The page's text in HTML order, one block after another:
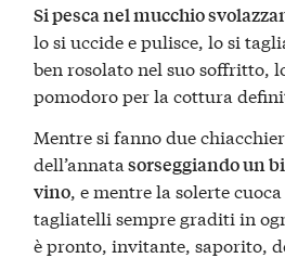
Si pesca nel mucchio
lo si uccide e pulisce, lo si
ben rosolato nel suo soffritto,
pomodoro per la cottura
Mentre si fanno due
dell’annata sorseggiando un
vino, e mentre la solerte
tagliatelli sempre graditi in
è pronto, invitante, saporito,